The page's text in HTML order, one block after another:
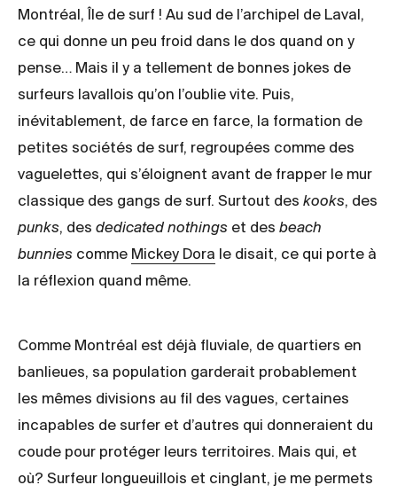
Montréal, Île de surf ! Au sud de l’archipel de Laval,
ce qui donne un peu froid dans le dos quand on y
pense… Mais il y a tellement de bonnes jokes de
surfeurs lavallois qu’on l’oublie vite. Puis,
inévitablement, de farce en farce, la formation de
petites sociétés de surf, regroupées comme des
vaguelettes, qui s’éloignent avant de frapper le mur
classique des gangs de surf. Surtout des kooks, des
punks, des dedicated nothings et des beach
bunnies comme Mickey Dora le disait, ce qui porte à
la réflexion quand même.
Comme Montréal est déjà fluviale, de quartiers en
banlieues, sa population garderait probablement
les mêmes divisions au fil des vagues, certaines
incapables de surfer et d’autres qui donneraient du
coude pour protéger leurs territoires. Mais qui, et
où? Surfeur longueuillois et cinglant, je me permets